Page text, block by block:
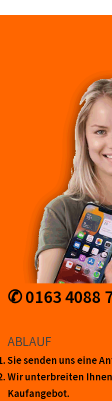
✆ 0163 4088
ABLAUF
Sie senden uns eine
Wir unter­breiten
Kauf­an­ge­bot.